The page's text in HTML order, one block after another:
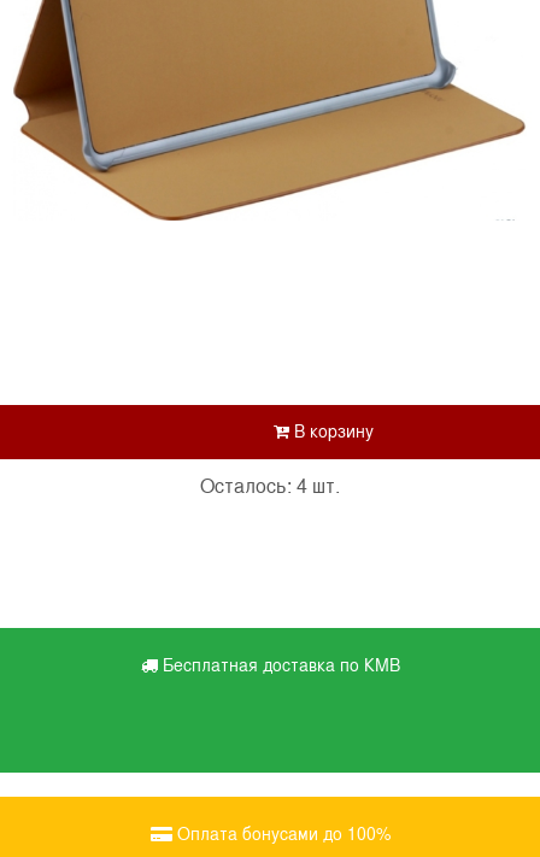
Осталось: 4 шт.
Бесплатная доставка по КМВ
Оплата бонусами до 100%